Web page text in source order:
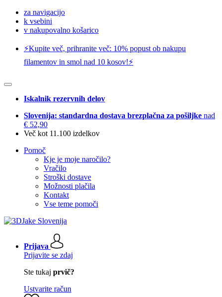
za navigacijo
k vsebini
v nakupovalno košarico
⚡️Kupite več, prihranite več: 10% popust ob nakupu
filamentov in smol nad 10 kosov!⚡️
Iskalnik rezervnih delov
Slovenija: standardna dostava brezplačna za pošiljke nad
€ 52,90
Več kot 11.100 izdelkov
Pomoč
Kje je moje naročilo?
Vračilo
Stroški dostave
Možnosti plačila
Kontakt
Vse teme pomoči
Prijava
Prijavite se zdaj
Ste tukaj prvič?
Ustvarite račun